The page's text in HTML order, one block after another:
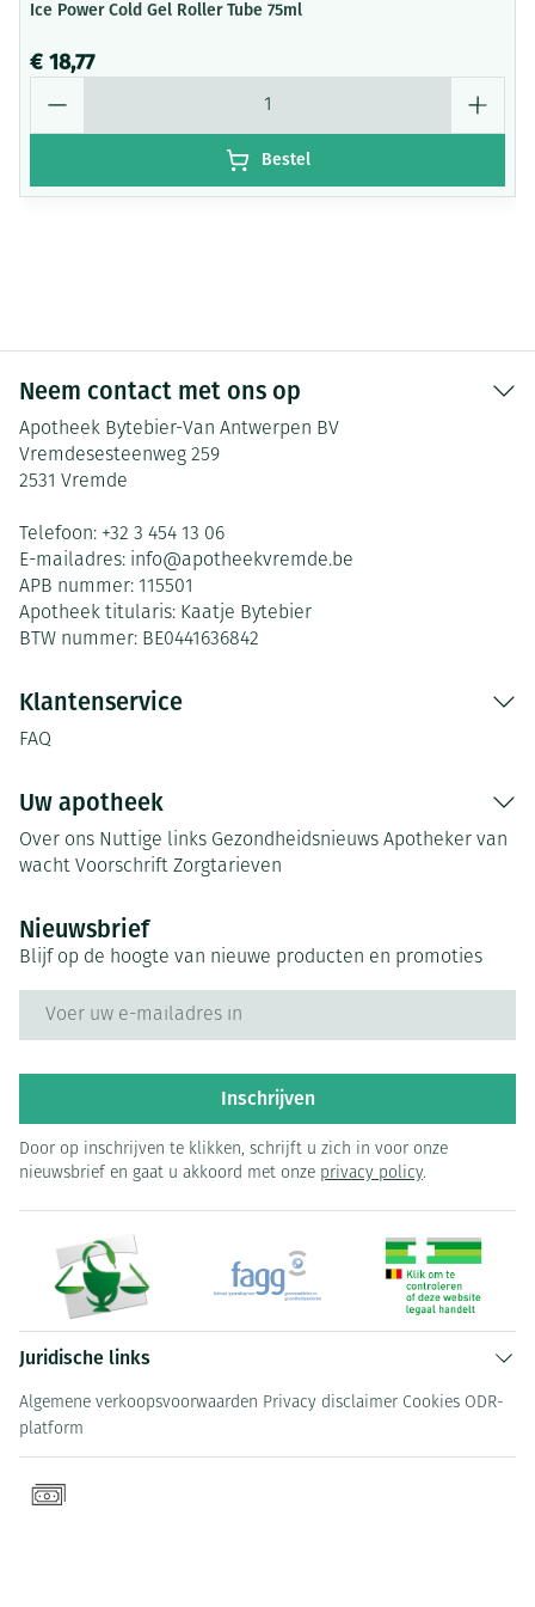
Ice Power Cold Gel Roller Tube 75ml
€ 18,77
Bestel
Neem contact met ons op
Apotheek Bytebier-Van Antwerpen BV
Vremdesesteenweg 259
2531 Vremde
Telefoon: +32 3 454 13 06
E-mailadres: info@apotheekvremde.be
APB nummer: 115501
Apotheek titularis: Kaatje Bytebier
BTW nummer: BE0441636842
Klantenservice
FAQ
Uw apotheek
Over ons Nuttige links Gezondheidsnieuws Apotheker van
wacht Voorschrift Zorgtarieven
Nieuwsbrief
Blijf op de hoogte van nieuwe producten en promoties
Inschrijven
Door op inschrijven te klikken, schrijft u zich in voor onze
nieuwsbrief en gaat u akkoord met onze privacy policy.
Juridische links
Algemene verkoopsvoorwaarden Privacy disclaimer Cookies ODR-
platform